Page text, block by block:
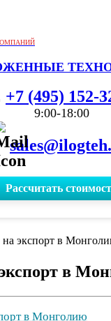
+7 (495) 152-
9:00-18:00
Рассчитать
на экспорт в
в